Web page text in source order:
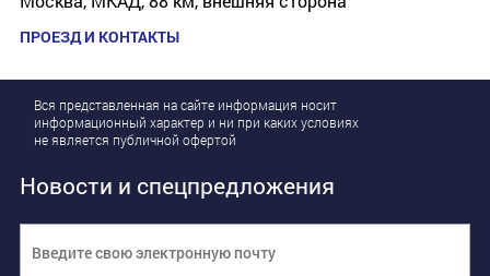
ПРОЕЗД И КОНТАКТЫ
Вся представленная на сайте информация носит
информационный характер и ни при каких условиях
не является публичной офертой
Новости и спецпредложения